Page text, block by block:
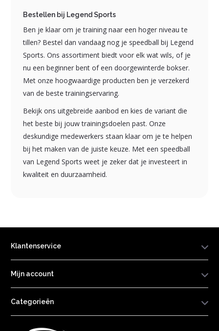
Bestellen bij Legend Sports
Ben je klaar om je training naar een hoger niveau te
tillen? Bestel dan vandaag nog je speedball bij Legend
Sports. Ons assortiment biedt voor elk wat wils, of je
nu een beginner bent of een doorgewinterde bokser.
Met onze hoogwaardige producten ben je verzekerd
van de beste trainingservaring.
Bekijk ons uitgebreide aanbod en kies de variant die
het beste bij jouw trainingsdoelen past. Onze
deskundige medewerkers staan klaar om je te helpen
bij het maken van de juiste keuze. Met een speedball
van Legend Sports weet je zeker dat je investeert in
kwaliteit en duurzaamheid.
Klantenservice
Mijn account
Categorieën